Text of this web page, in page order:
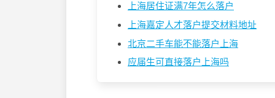
上海居住证满7年怎么落户
上海嘉定人才落户提交材料地址
北京二手车能不能落户上海
应届生可直接落户上海吗